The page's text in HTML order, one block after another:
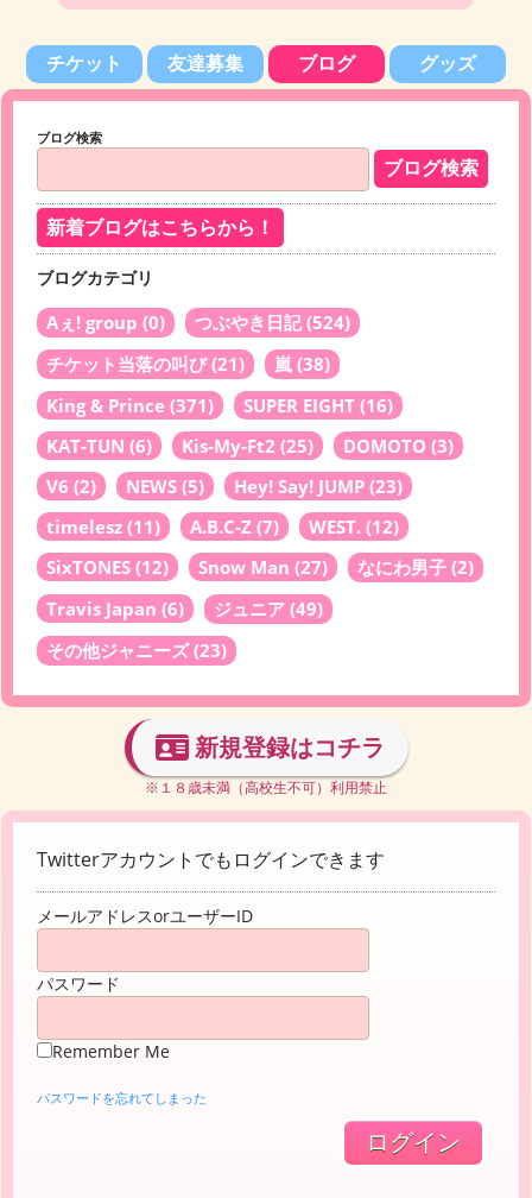
チケット 友達募集 ブログ グッズ
ブログ検索
新着ブログはこちらから！
ブログカテゴリ
Aぇ! group (0) つぶやき日記(524)
チケット当落の叫び(21) 嵐 (38)
King & Prince (371) SUPER EIGHT (16)
KAT-TUN (6) Kis-My-Ft2 (25) DOMOTO (3)
V6 (2) NEWS (5) Hey! Say! JUMP (23)
timelesz (11) A.B.C-Z (7) WEST. (12)
SixTONES (12) Snow Man (27) なにわ男子 (2)
Travis Japan (6) ジュニア (49)
その他ジャニーズ(23)
新規登録はコチラ
※１８歳未満（高校生不可）利用禁止
Twitterアカウントでもログインできます
メールアドレスorユーザーID
パスワード
Remember Me
パスワードを忘れてしまった